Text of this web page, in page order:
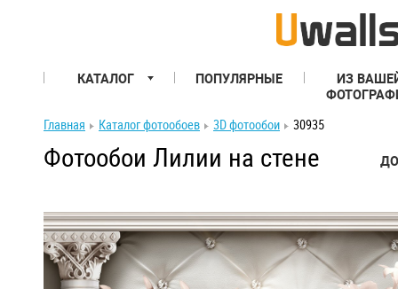
КАТАЛОГ ПОПУЛЯРНЫЕ
ИЗ
Главная
Каталог фотообоев 3D фотообои 30935
Фотообои Лилии на стене